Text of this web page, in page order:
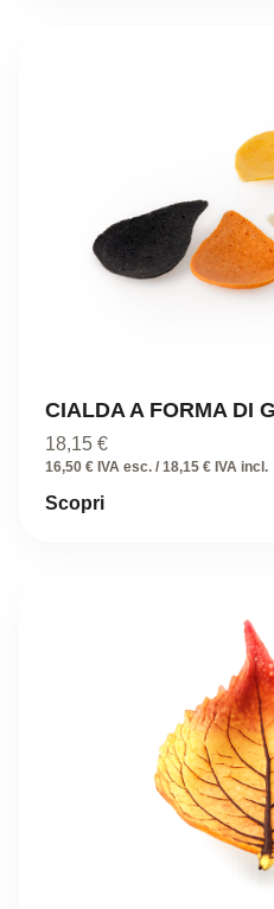
CIALDA A FORMA DI
18,15 €
16,50 € IVA esc. / 18,15 € IVA incl.
Scopri